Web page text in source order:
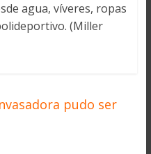
agua, víveres, ropas
(Miller
pudo ser